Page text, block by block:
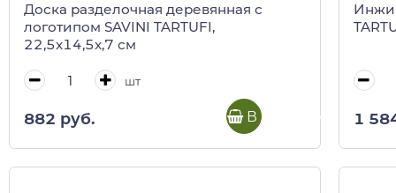
Доска разделочная деревянная с
логотипом SAVINI TARTUFI,
22,5x14,5x,7 см
шт
882 руб. В корзину 1